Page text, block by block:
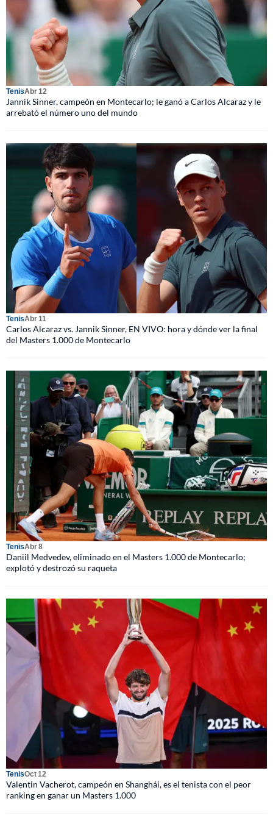
TenisAbr 12
Jannik Sinner, campeón en Montecarlo; le ganó a Carlos Alcaraz y le
arrebató el número uno del mundo
TenisAbr 11
Carlos Alcaraz vs. Jannik Sinner, EN VIVO: hora y dónde ver la final
del Masters 1.000 de Montecarlo
TenisAbr 8
Daniil Medvedev, eliminado en el Masters 1.000 de Montecarlo;
explotó y destrozó su raqueta
TenisOct 12
Valentin Vacherot, campeón en Shanghái, es el tenista con el peor
ranking en ganar un Masters 1.000